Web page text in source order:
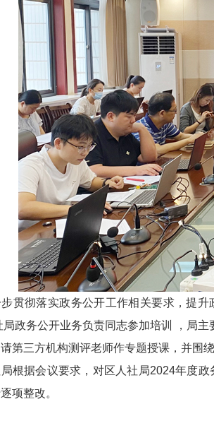
贯彻落实政务公开工作相关要求，提
局政务公开业务负责同志参加培训
，局
第三方机构测评老师作专题授课，并围
局根据会议要求，对区人社局2024年度
项整改。